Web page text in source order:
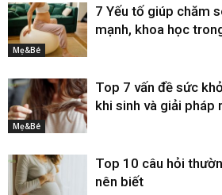
Mẹ&Bé
7 Yếu tố giúp chăm
mạnh, khoa học
Mẹ&Bé
Top 7 vấn đề sức
khi sinh và giải pháp
Top 10 câu hỏi
nên biết